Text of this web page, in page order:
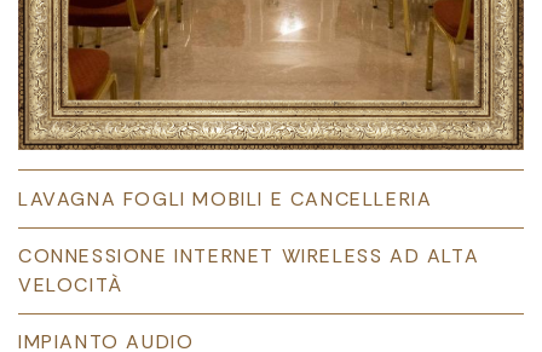
LAVAGNA FOGLI MOBILI E CANCELLERIA
CONNESSIONE INTERNET WIRELESS AD ALTA
VELOCITÀ
IMPIANTO AUDIO